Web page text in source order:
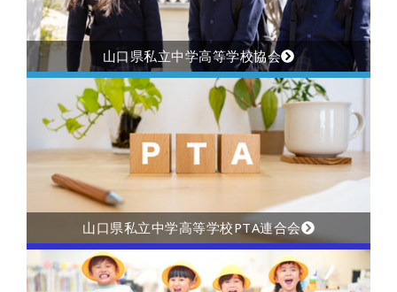
山口県私立中学高等学校協会
山口県私立中学高等学校PTA連合会